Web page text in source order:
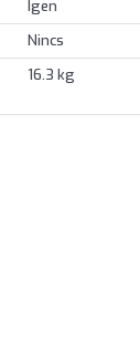
Igen
Nincs
16.3 kg